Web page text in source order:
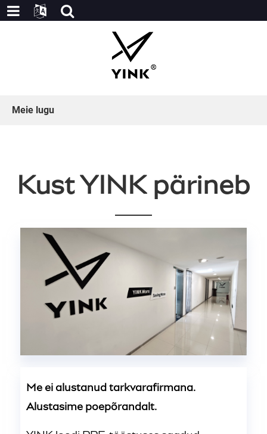
Meie lugu
Kust YINK pärineb
Me ei alustanud tarkvarafirmana.
Alustasime poepõrandalt.